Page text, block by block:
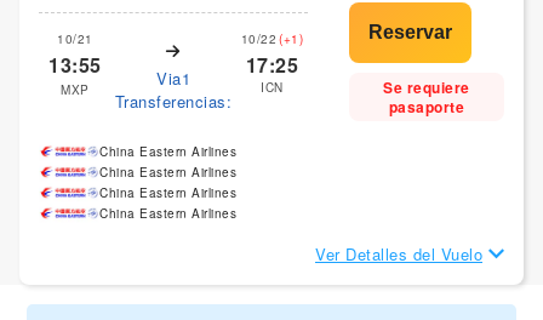
10/21
13:55
MXP
Via1
Transferencias:
10/22 (+1)
17:25
ICN
Se requiere
pasaporte
China Eastern Airlines
China Eastern Airlines
China Eastern Airlines
China Eastern Airlines
Ver Detalles del Vuelo